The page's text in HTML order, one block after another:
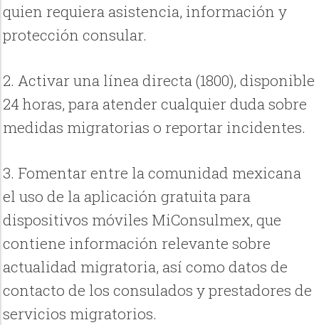
quien requiera asistencia, información y
protección consular.
2. Activar una línea directa (1800), disponible
24 horas, para atender cualquier duda sobre
medidas migratorias o reportar incidentes.
3. Fomentar entre la comunidad mexicana
el uso de la aplicación gratuita para
dispositivos móviles MiConsulmex, que
contiene información relevante sobre
actualidad migratoria, así como datos de
contacto de los consulados y prestadores de
servicios migratorios.